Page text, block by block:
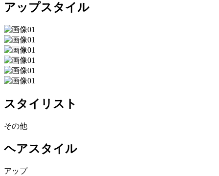
アップスタイル
スタイリスト
その他
ヘアスタイル
アップ